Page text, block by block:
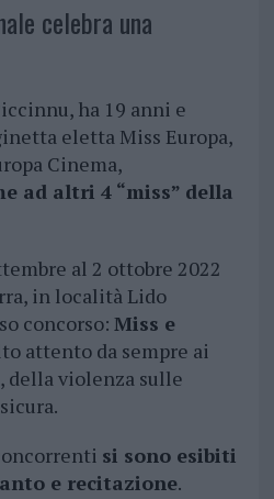
celebra una
ha 19 anni e
eletta Miss Europa,
Cinema,
ad altri 4 “miss” della
al 2 ottobre 2022
in località Lido
concorso: Miss e
attento da sempre ai
violenza sulle
si sono esibiti
e recitazione.